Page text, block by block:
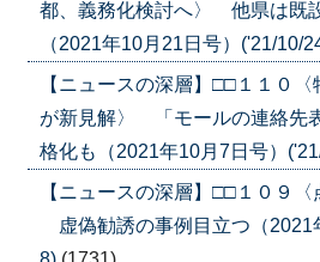
都、義務化検討へ〉 他県は既
（2021年10月21日号）('21/10/
【ニュースの深層】□□１１０
が新見解〉 「モールの連絡先
格化も（2021年10月7日号）
【ニュースの深層】□□１０９〈
虚偽勧誘の事例目立つ（2021